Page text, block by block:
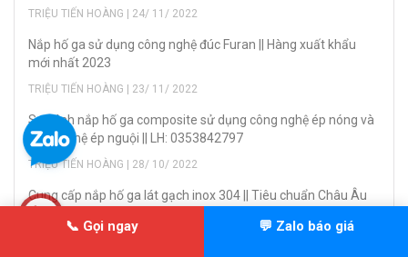
TRIỆU TIẾN HOÀNG | 24/ 11/ 2022
Nắp hố ga sử dụng công nghệ đúc Furan || Hàng xuất khẩu
mới nhất 2023
TRIỆU TIẾN HOÀNG | 23/ 11/ 2022
So sánh nắp hố ga composite sử dụng công nghệ ép nóng và
công nghệ ép nguội || LH: 0353842797
TRIỆU TIẾN HOÀNG | 28/ 10/ 2022
Cung cấp nắp hố ga lát gạch inox 304 || Tiêu chuẩn Châu Âu
📞 Gọi ngay 💬 Zalo báo giá